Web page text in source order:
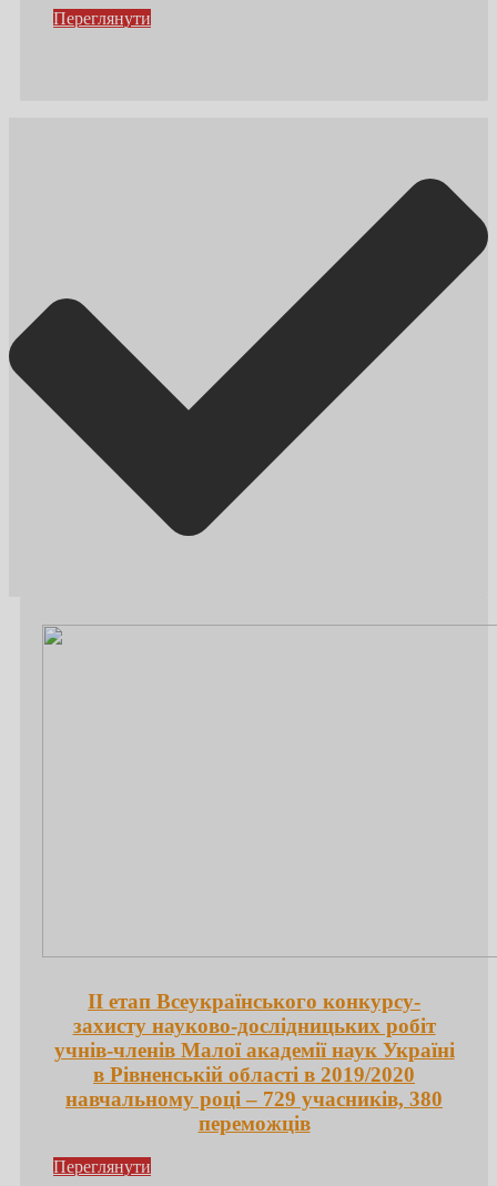
Переглянути
ІІ етап Всеукраїнського конкурсу-
захисту науково-дослідницьких робіт
учнів-членів Малої академії наук Україні
в Рівненській області в 2019/2020
навчальному році – 729 учасників, 380
переможців
Переглянути